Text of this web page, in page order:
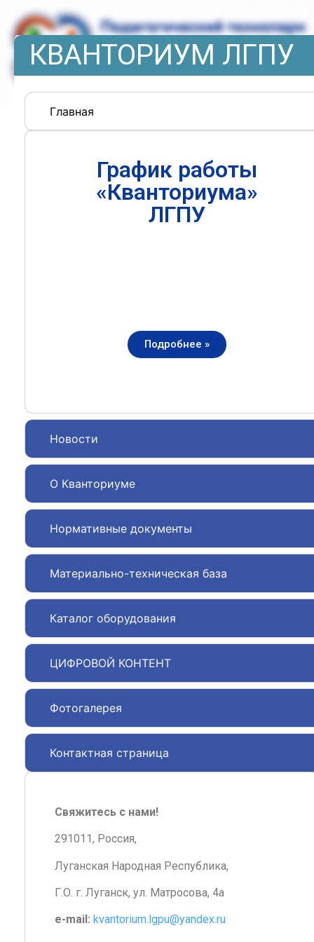
КВАНТОРИУМ ЛГПУ
Главная
Новости
О Кванториуме
Нормативные документы
Материально-техническая база
Каталог оборудования
ЦИФРОВОЙ КОНТЕНТ
Фотогалерея
Контактная страница
График работы
«Кванториума»
ЛГПУ
Подробнее »
Свяжитесь с нами!
291011, Россия,
Луганская Народная Республика,
Г.О. г. Луганск, ул. Матросова, 4а
e-mail: kvantorium.lgpu@yandex.ru